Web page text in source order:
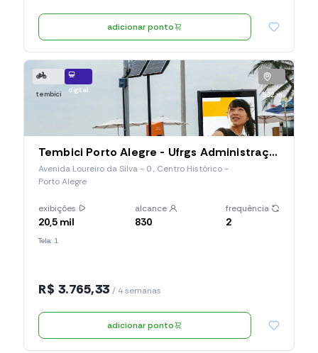
adicionar ponto
tembici digital
502 m
Tembici Porto Alegre - Ufrgs Administração (Estação 010), Avenida Loureiro Da Silva
Avenida Loureiro da Silva - 0 , Centro Histórico -
Porto Alegre
exibições
20,5 mil
alcance
830
frequência
2
Tela: 1
R$ 3.765,33 / 4 semanas
adicionar ponto